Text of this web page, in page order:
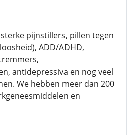
pijnstillers, pillen tegen
ADD/ADHD,
antidepressiva en nog veel
We hebben meer dan 200
en